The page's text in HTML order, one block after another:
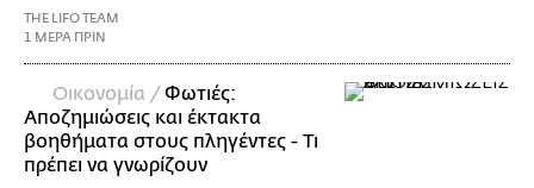
THE LIFO TEAM
1 ΜΕΡΑ ΠΡΙΝ
Οικονομία /Φωτιές:
Αποζημιώσεις και έκτακτα
βοηθήματα στους πληγέντες - Τι
πρέπει να γνωρίζουν